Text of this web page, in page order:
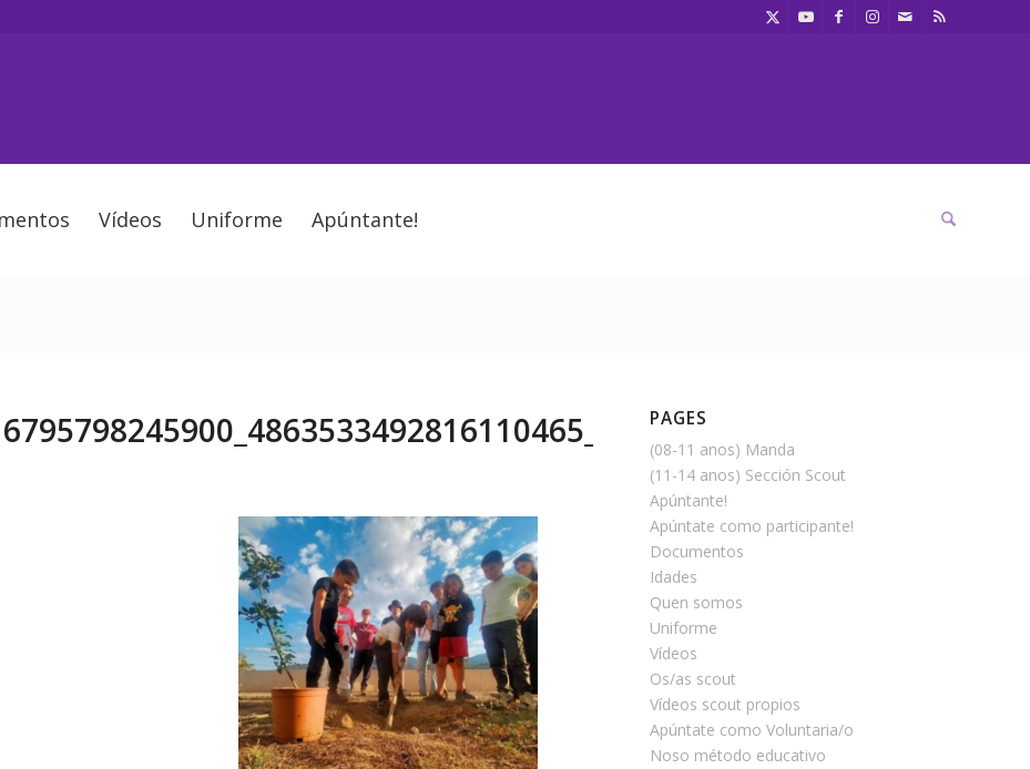
Vídeos Uniforme Apúntante!
PAGES
(08-11 anos) Manda
(11-14 anos) Sección Scout
Apúntante!
Apúntate como participante!
Documentos
Idades
Quen somos
Uniforme
Vídeos
Os/as scout
Vídeos scout propios
Apúntate como Voluntaria/o
Noso método educativo